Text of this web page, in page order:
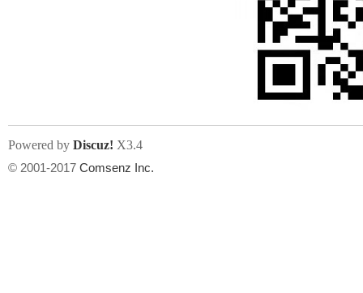
Powered by Discuz! X3.4
© 2001-2017 Comsenz Inc.